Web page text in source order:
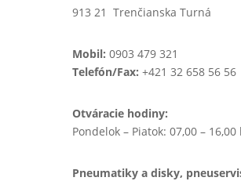
913 21 Trenčianska Turná
Mobil: 0903 479 321
Telefón/Fax: +421 32 658 56 56
Otváracie hodiny:
Pondelok – Piatok: 07,00 – 16,00
Pneumatiky a disky,